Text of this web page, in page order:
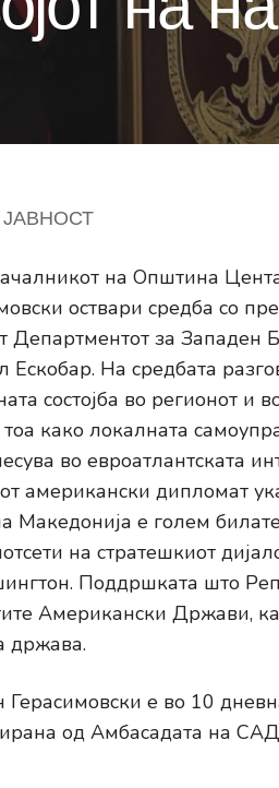
на Општина
оствари средба со
Департментот за Западен
Ескобар. На средбата
состојба во регионот и
како локалната
во евроатлантската
американски дипломат
Македонија е голем
на стратешкиот
Поддршката што
Американски Држави,
држава.
е во 10
од Амбасадата на